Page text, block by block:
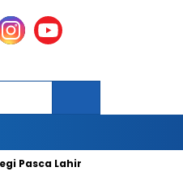
Lahirnya Danantara